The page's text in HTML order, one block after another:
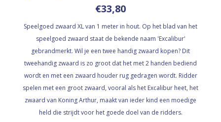
€33,80
Speelgoed zwaard XL van 1 meter in hout. Op het blad van het
speelgoed zwaard staat de bekende naam 'Excalibur'
gebrandmerkt. Wil je een twee handig zwaard kopen? Dit
tweehandig zwaard is zo groot dat het met 2 handen bediend
wordt en met een zwaard houder rug gedragen wordt. Ridder
spelen met een groot zwaard, vooral als het Excalibur heet, het
zwaard van Koning Arthur, maakt van ieder kind een moedige
held die strijdt voor het goede doel van de ridders.